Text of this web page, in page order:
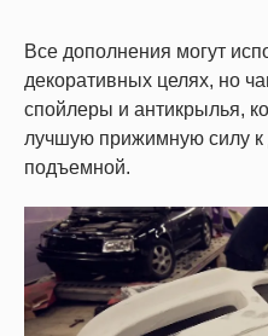
Все дополнения могут
декоративных целях, но
спойлеры и антикрылья,
лучшую прижимную силу к
подъемной.